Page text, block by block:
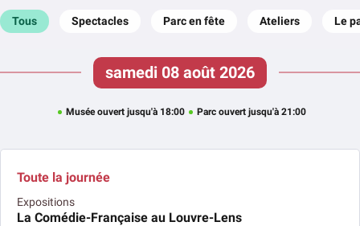
Tous Spectacles Parc en fête Ateliers Le
samedi 08 août 2026
Musée ouvert jusqu'à 18:00 Parc ouvert jusqu'à 21:00
Toute la journée
Expositions
La Comédie-Française au Louvre-Lens